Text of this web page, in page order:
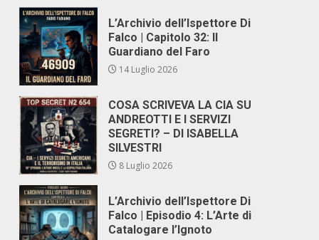
L’Archivio dell’Ispettore Di
Falco | Capitolo 32: Il
Guardiano del Faro
14 Luglio 2026
COSA SCRIVEVA LA CIA SU
ANDREOTTI E I SERVIZI
SEGRETI? – DI ISABELLA
SILVESTRI
8 Luglio 2026
L’Archivio dell’Ispettore Di
Falco | Episodio 4: L’Arte di
Catalogare l’Ignoto